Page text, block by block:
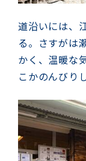
道沿いには、
る。さすがは
かく、温暖な
こかのんびり